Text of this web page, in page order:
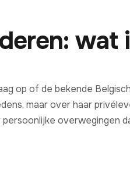
wat
op of de bekende
maar over haar
overwegingen